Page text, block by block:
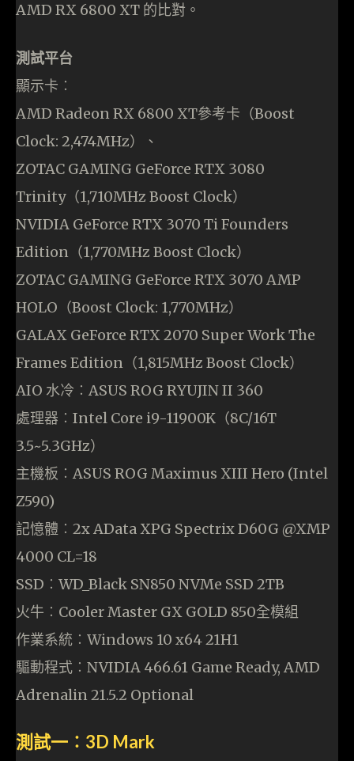
AMD RX 6800 XT 的比對。
測試平台
顯示卡︰
AMD Radeon RX 6800 XT參考卡（Boost
Clock: 2,474MHz）、
ZOTAC GAMING GeForce RTX 3080
Trinity（1,710MHz Boost Clock）
NVIDIA GeForce RTX 3070 Ti Founders
Edition（1,770MHz Boost Clock）
ZOTAC GAMING GeForce RTX 3070 AMP
HOLO（Boost Clock: 1,770MHz）
GALAX GeForce RTX 2070 Super Work The
Frames Edition（1,815MHz Boost Clock）
AIO 水冷︰ASUS ROG RYUJIN II 360
處理器︰Intel Core i9-11900K（8C/16T
3.5~5.3GHz）
主機板︰ASUS ROG Maximus XIII Hero (Intel
Z590)
記憶體︰2x AData XPG Spectrix D60G @XMP
4000 CL=18
SSD︰WD_Black SN850 NVMe SSD 2TB
火牛︰Cooler Master GX GOLD 850全模組
作業系統︰Windows 10 x64 21H1
驅動程式︰NVIDIA 466.61 Game Ready, AMD
Adrenalin 21.5.2 Optional
測試一︰3D Mark